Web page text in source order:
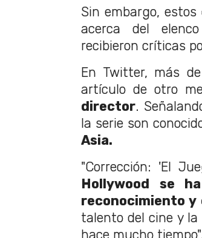
Sin embargo,
acerca del
recibieron críticas
En Twitter, más
artículo de otro
director.
la serie son
Asia.
"Corrección: 'El
Hollywood se
reconocimiento y
talento del cine y la
hace mucho